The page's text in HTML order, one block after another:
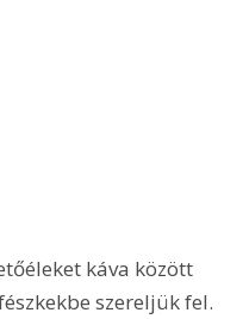
káva között
szereljük fel.